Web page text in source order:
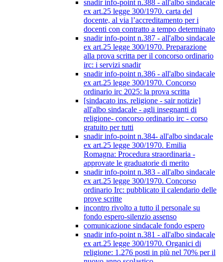
snadir info-point n.388 - all'albo sindacale
ex art.25 legge 300/1970. carta del
docente, al via l’accreditamento per i
docenti con contratto a tempo determinato
snadir info-point n.387 - all'albo sindacale
ex art.25 legge 300/1970. Preparazione
alla prova scritta per il concorso ordinario
irc: i servizi snadir
snadir info-point n.386 - all'albo sindacale
ex art.25 legge 300/1970. Concorso
ordinario irc 2025: la prova scritta
[sindacato ins. religione - sair notizie]
all'albo sindacale - agli insegnanti di
religione- concorso ordinario irc - corso
gratuito per tutti
snadir info-point n.384- all'albo sindacale
ex art.25 legge 300/1970. Emilia
Romagna: Procedura straordinaria -
approvate le graduatorie di merito
snadir info-point n.383 - all'albo sindacale
ex art.25 legge 300/1970. Concorso
ordinario Irc: pubblicato il calendario delle
prove scritte
incontro rivolto a tutto il personale su
fondo espero-silenzio assenso
comunicazione sindacale fondo espero
snadir info-point n.381 - all'albo sindacale
ex art.25 legge 300/1970. Organici di
religione: 1.276 posti in più nel 70% per il